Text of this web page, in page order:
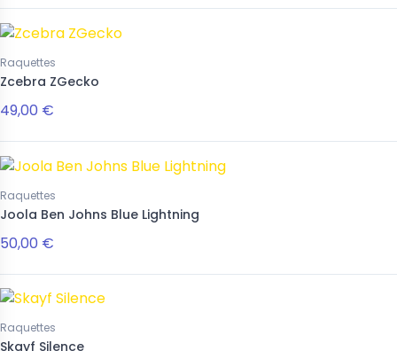
Raquettes
Zcebra ZGecko
49,00 €
Raquettes
Joola Ben Johns Blue Lightning
50,00 €
Raquettes
Skayf Silence